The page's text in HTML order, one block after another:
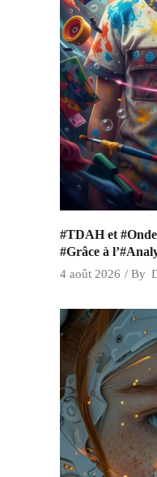
#TDAH et
#Grâce à
4 août 2026 By